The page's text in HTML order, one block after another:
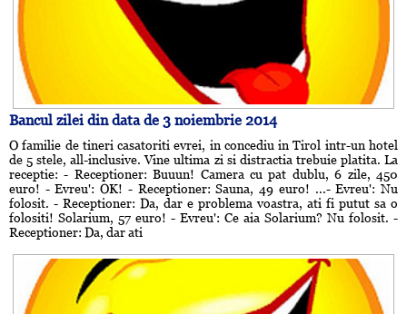
Bancul zilei din data de 3 noiembrie 2014
O familie de tineri casatoriti evrei, in concediu in Tirol intr-un hotel
de 5 stele, all-inclusive. Vine ultima zi si distractia trebuie platita. La
receptie: - Receptioner: Buuun! Camera cu pat dublu, 6 zile, 450
euro! - Evreu': OK! - Receptioner: Sauna, 49 euro! ...- Evreu': Nu
folosit. - Receptioner: Da, dar e problema voastra, ati fi putut sa o
folositi! Solarium, 57 euro! - Evreu': Ce aia Solarium? Nu folosit. -
Receptioner: Da, dar ati